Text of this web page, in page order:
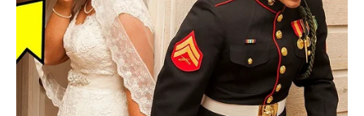
Sve ono što ste dugo priželjkivali počinje da dolazi u vaš
život. Možda ste izgubili nadu da će se određena osoba
javiti, ali upravo sada stiže preokret.
Slobodne Device mogu upoznati osobu sa kojom će